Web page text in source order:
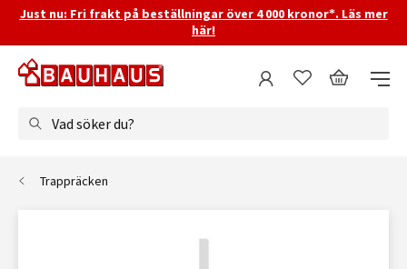
Just nu: Fri frakt på beställningar över 4 000 kronor*. Läs mer
här!
Vad söker du?
Trappräcken